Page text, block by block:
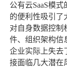
公有云SaaS模
的便利性吸引了
对自身数据控制
件、组织架构信
企业实际上失去
接面临几大潜在